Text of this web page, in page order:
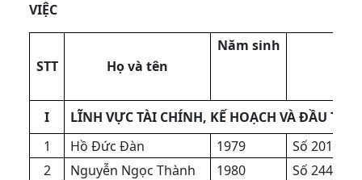
VIỆC
STT Họ và tên
Năm sinh
I
LĨNH VỰC TÀI CHÍNH, KẾ HOẠCH VÀ ĐẦU TƯ
1
Hồ Đức Đàn 1979
Số 201/
2
Nguyễn Ngọc Thành 1980
Số 2445/